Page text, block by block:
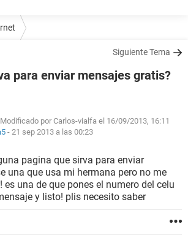
Siguiente Tema
para enviar mensajes gratis?
por Carlos-vialfa el 16/09/2013, 16:11
- 21 sep 2013 a las 00:23
pagina que sirva para enviar
una que usa mi hermana pero no me
es una de que pones el numero del celu
y listo! plis necesito saber